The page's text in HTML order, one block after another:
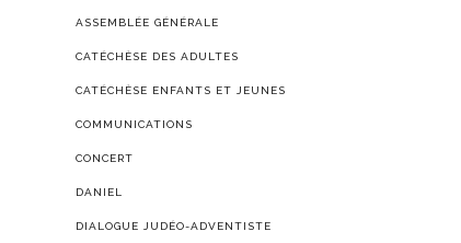
ASSEMBLÉE GÉNÉRALE
CATÉCHÈSE DES ADULTES
CATÉCHÈSE ENFANTS ET JEUNES
COMMUNICATIONS
CONCERT
DANIEL
DIALOGUE JUDÉO-ADVENTISTE